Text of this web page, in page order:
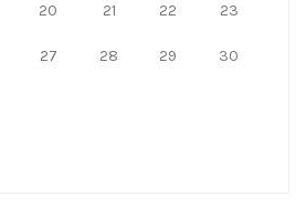
20 21 22 23
27 28 29 30